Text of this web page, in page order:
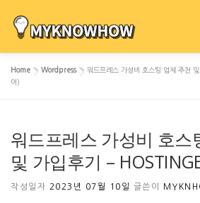
로
Home » Wordpress» 워드프레스 가성비 호스팅 업체 추천
어)
워드프레스 가성비 호스
및 가입후기 –
작성일자 2023년 07월 10일 글쓴이